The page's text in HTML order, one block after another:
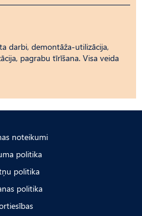
darbi, demontāža-utilizācija,
pagrabu tīrīšana. Visa veida
noteikumi
politika
politika
politika